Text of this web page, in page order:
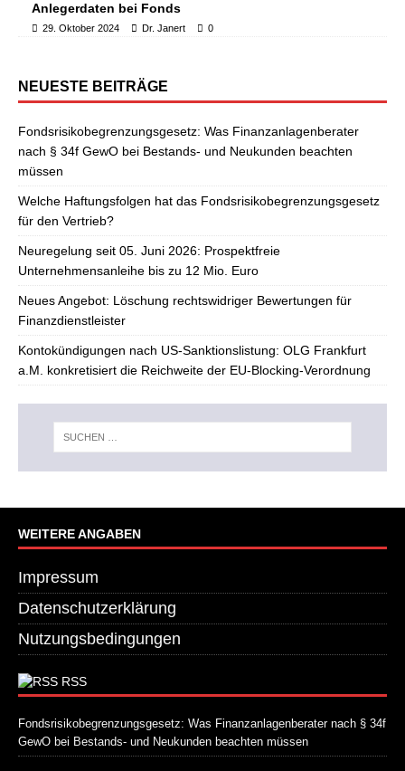
Anlegerdaten bei Fonds
29. Oktober 2024 Dr. Janert 0
NEUESTE BEITRÄGE
Fondsrisikobegrenzungsgesetz: Was Finanzanlagenberater
nach § 34f GewO bei Bestands- und Neukunden beachten
müssen
Welche Haftungsfolgen hat das Fondsrisikobegrenzungsgesetz
für den Vertrieb?
Neuregelung seit 05. Juni 2026: Prospektfreie
Unternehmensanleihe bis zu 12 Mio. Euro
Neues Angebot: Löschung rechtswidriger Bewertungen für
Finanzdienstleister
Kontokündigungen nach US-Sanktionslistung: OLG Frankfurt
a.M. konkretisiert die Reichweite der EU-Blocking-Verordnung
WEITERE ANGABEN
Impressum
Datenschutzerklärung
Nutzungsbedingungen
RSS
Fondsrisikobegrenzungsgesetz: Was Finanzanlagenberater nach § 34f
GewO bei Bestands- und Neukunden beachten müssen